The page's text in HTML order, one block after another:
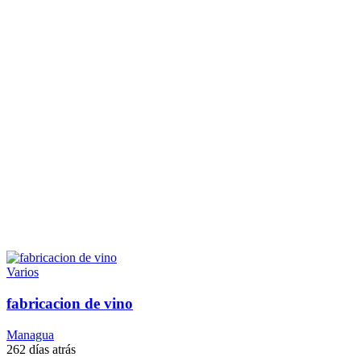
Varios
fabricacion de vino
Managua
262 días atrás